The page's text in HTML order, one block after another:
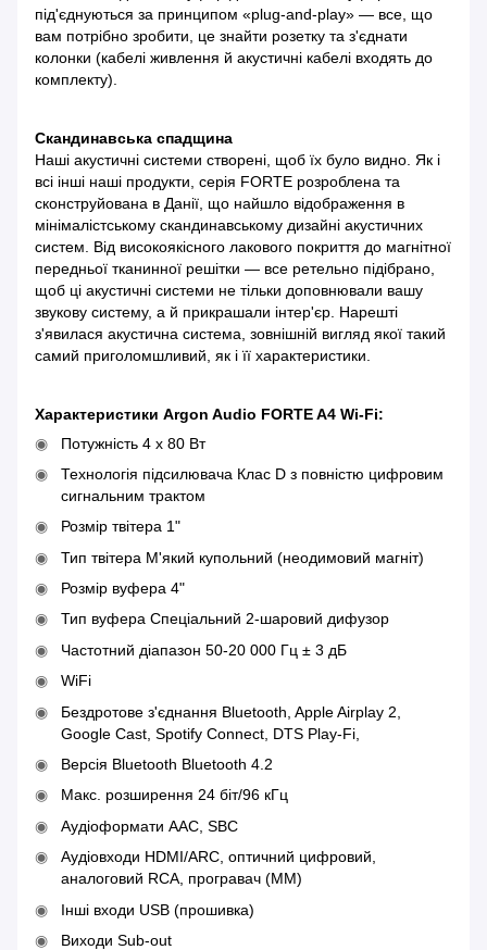
під'єднуються за принципом «plug-and-play» — все, що
вам потрібно зробити, це знайти розетку та з'єднати
колонки (кабелі живлення й акустичні кабелі входять до
комплекту).
Скандинавська спадщина
Наші акустичні системи створені, щоб їх було видно. Як і
всі інші наші продукти, серія FORTE розроблена та
сконструйована в Данії, що найшло відображення в
мінімалістському скандинавському дизайні акустичних
систем. Від високоякісного лакового покриття до магнітної
передньої тканинної решітки — все ретельно підібрано,
щоб ці акустичні системи не тільки доповнювали вашу
звукову систему, а й прикрашали інтер'єр. Нарешті
з'явилася акустична система, зовнішній вигляд якої такий
самий приголомшливий, як і її характеристики.
Характеристики Argon Audio FORTE A4 Wi-Fi:
Потужність 4 x 80 Вт
Технологія підсилювача Клас D з повністю цифровим
сигнальним трактом
Розмір твітера 1"
Тип твітера М'який купольний (неодимовий магніт)
Розмір вуфера 4"
Тип вуфера Спеціальний 2-шаровий дифузор
Частотний діапазон 50-20 000 Гц ± 3 дБ
WiFi
Бездротове з'єднання Bluetooth, Apple Airplay 2,
Google Cast, Spotify Connect, DTS Play-Fi,
Версія Bluetooth Bluetooth 4.2
Макс. розширення 24 біт/96 кГц
Аудіоформати AAC, SBC
Аудіовходи HDMI/ARC, оптичний цифровий,
аналоговий RCA, програвач (MM)
Інші входи USB (прошивка)
Виходи Sub-out